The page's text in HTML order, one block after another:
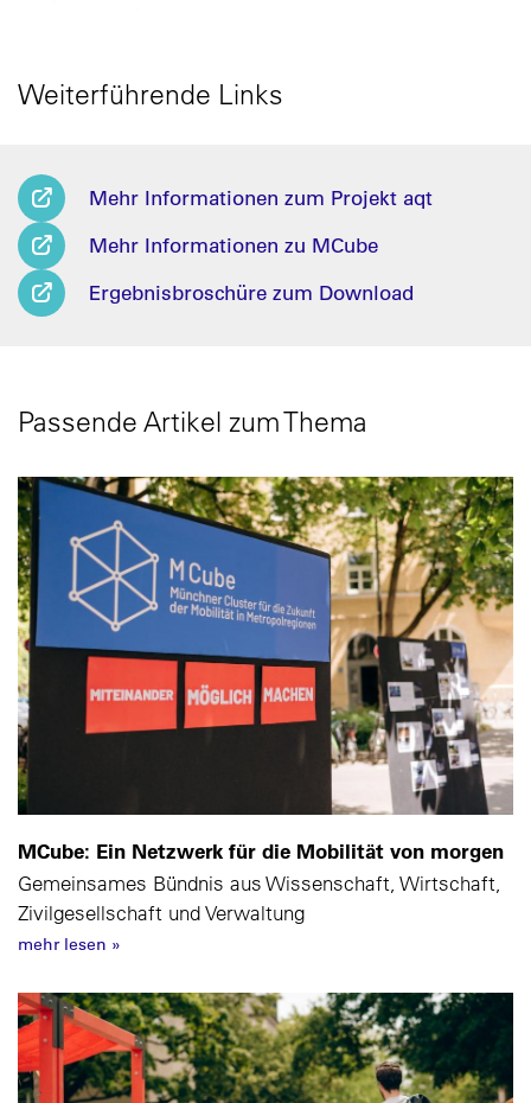
Weiterführende Links
Mehr Informationen zum Projekt aqt
Mehr Informationen zu MCube
Ergebnisbroschüre zum Download
Passende Artikel zum Thema
MCube: Ein Netzwerk für die Mobilität von morgen
Gemeinsames Bündnis aus Wissenschaft, Wirtschaft,
Zivilgesellschaft und Verwaltung
mehr lesen »